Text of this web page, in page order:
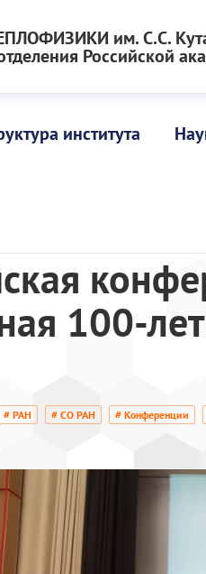
им. С.С.
Российской
института
100-
# РАН # СО РАН # Конференции